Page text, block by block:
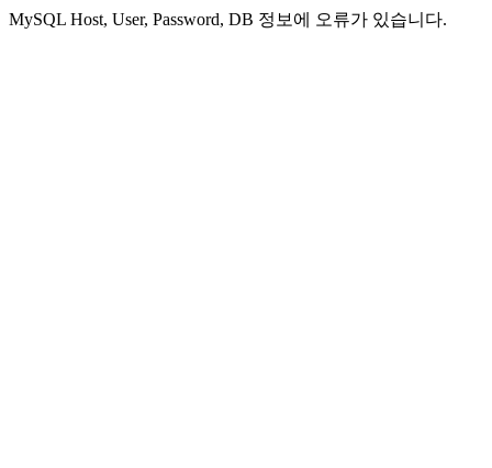
MySQL Host, User, Password, DB 정보에 오류가 있습니다.